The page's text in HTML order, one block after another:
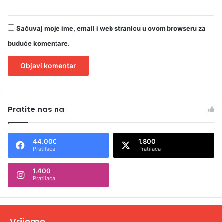
Sačuvaj moje ime, email i web stranicu u ovom browseru za
buduće komentare.
t
n
t
v
Pratite nas na
44.000
Pratilaca
1.800
Pratilaca
1.400
Pratilaca